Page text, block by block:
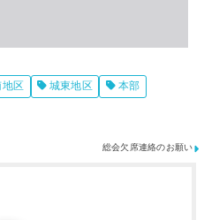
区 城東地区
本部
総会欠席連絡のお願い